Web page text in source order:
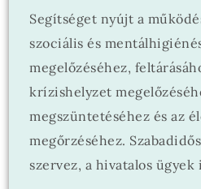
Segítséget nyújt a
szociális és
megelőzéséhez,
krízishelyzet
megszüntetéséhez és az
megőrzéséhez.
szervez, a hivatalos